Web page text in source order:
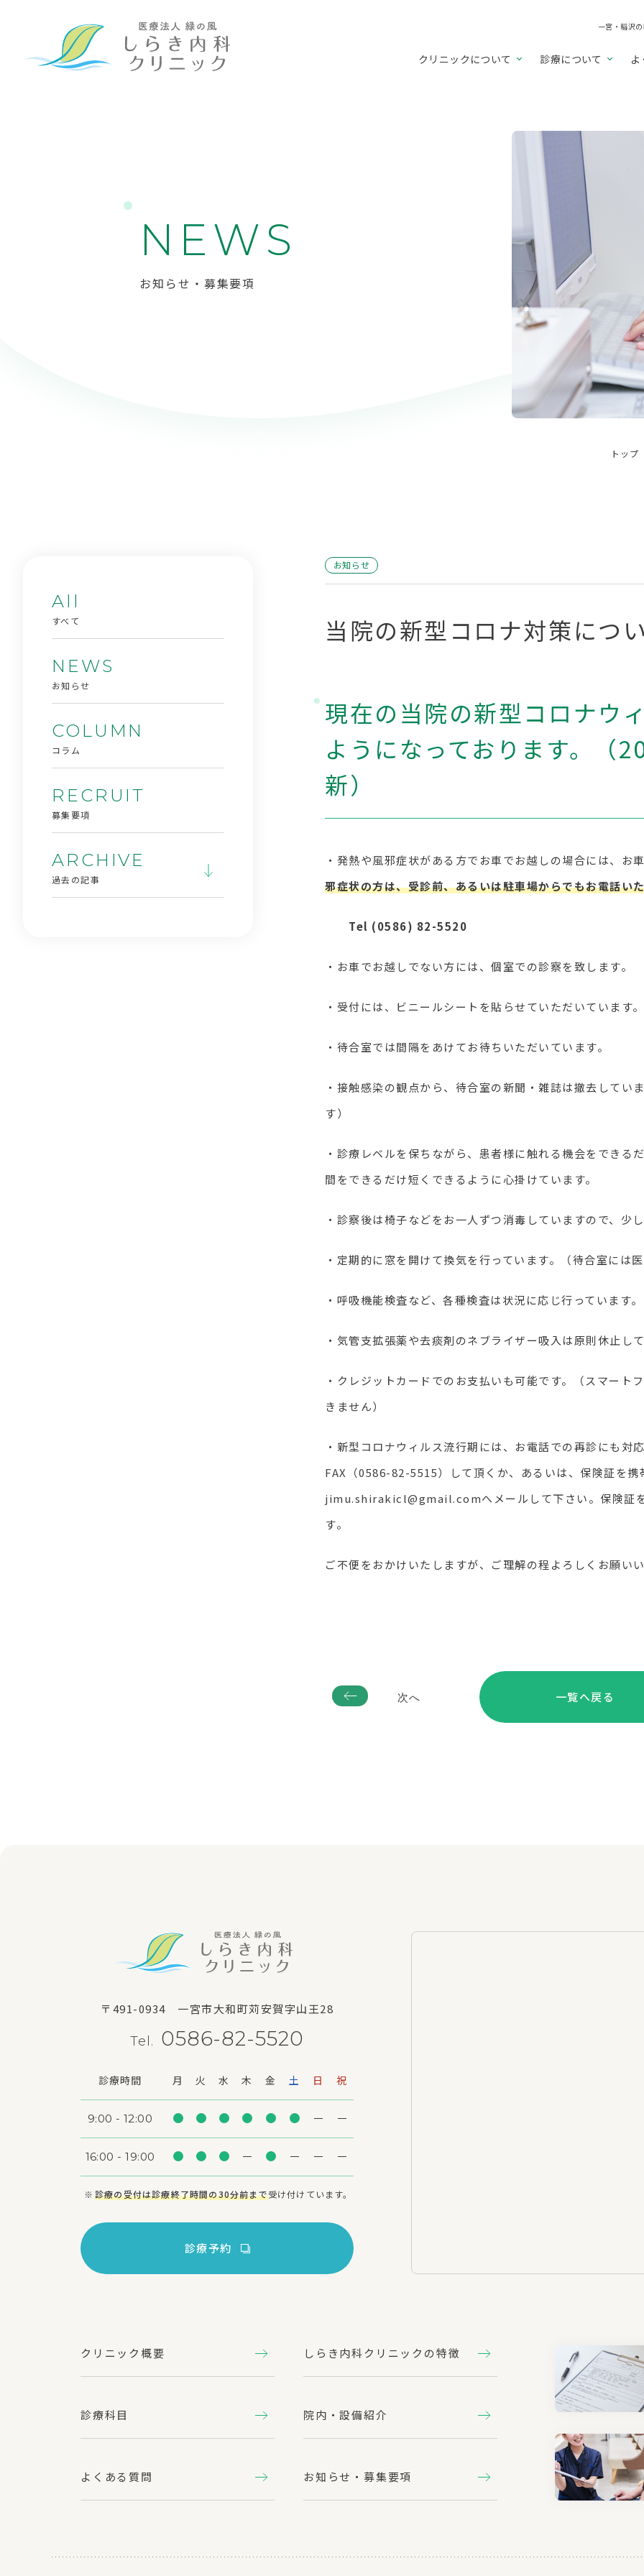
一宮・稲沢
クリニックについて 診療について
N EWS
お知らせ・募集要項
トップ
All
すべて
NEWS
お知らせ
COLUMN
コラム
RECRUIT
募集要項
ARCHIVE
過去の記事
お知らせ
当院の新型コロナ対策につ
現在の当院の新型コロナウ
ようになっております。
新）
・発熱や風邪症状がある方でお車でお越しの場合には、お
邪症状の方は、受診前、あるいは駐車場からでもお電話い
Tel (0586) 82-5520
・お車でお越しでない方には、個室での診察を致します。
・受付には、ビニールシートを貼らせていただいています。
・待合室では間隔をあけてお待ちいただいています。
・接触感染の観点から、待合室の新聞・雑誌は撤去してい
す）
・診療レベルを保ちながら、患者様に触れる機会をできる
間をできるだけ短くできるように心掛けています。
・診察後は椅子などをお一人ずつ消毒していますので、少
・定期的に窓を開けて換気を行っています。（待合室には
・呼吸機能検査など、各種検査は状況に応じ行っています。
・気管支拡張薬や去痰剤のネブライザー吸入は原則休止し
・クレジットカードでのお支払いも可能です。（スマート
きません）
・新型コロナウィルス流行期には、お電話での再診にも対
FAX（0586-82-5515）して頂くか、あるいは、保険証を携
jimu.shirakicl@gmail.comへメールして下さい。保険証
す。
ご不便をおかけいたしますが、ご理解の程よろしくお願い
次へ 一覧へ戻る
〒491-0934 一宮市大和町苅安賀字山王28
Tel. 0586-82-5520
診療時間 月 火 水 木 金 土 日 祝
9:00 - 12:00
16:00 - 19:00
診療の受付は診療終了時間の30分前まで受け付けています。
診療予約
クリニック概要 しらき内科クリニックの特徴
診療科目 院内・設備紹介
よくある質問 お知らせ・募集要項